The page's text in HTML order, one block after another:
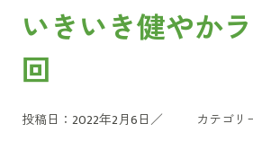
いきいき健やか
回
投稿日：2022年2月6日／ カテゴリ